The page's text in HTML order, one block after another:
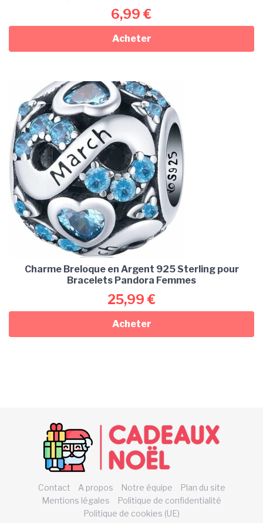
6,99 €
Acheter
Charme Breloque en Argent 925 Sterling pour
Bracelets Pandora Femmes
25,99 €
Acheter
Contact A propos Notre équipe
Plan du site
Mentions légales
Politique de confidentialité
Politique de cookies (UE)